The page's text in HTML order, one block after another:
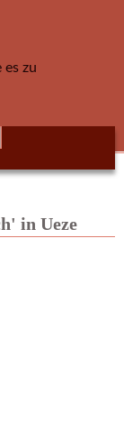
zu
in Ueze